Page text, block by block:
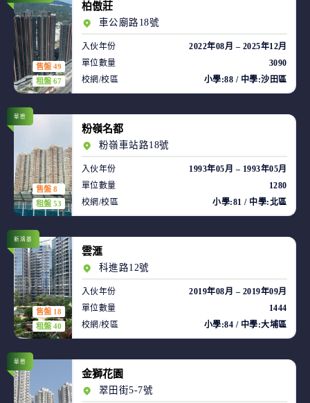
售盤 49
租盤 67
柏傲莊
車公廟路18號
入伙年份
2022年08月 – 2025年12月
單位數量
3090
校網/校區
小學:88 / 中學:沙田區
售盤 8
租盤 53
華懋
粉嶺名都
粉嶺車站路18號
入伙年份
1993年05月 – 1993年05月
單位數量
1280
校網/校區
小學:81 / 中學:北區
售盤 18
租盤 40
新鴻基
雲滙
科進路12號
入伙年份
2019年08月 – 2019年09月
單位數量
1444
校網/校區
小學:84 / 中學:大埔區
華懋
金獅花園
翠田街5-7號